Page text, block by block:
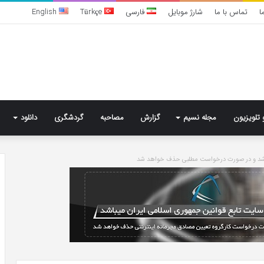
تماس با ما شارژ موبایل فارسی Türkçe
English
تلویزیون مجله نسیم گزارش مصاحبه گردشگری دانلود
و در صورت درخواست مطلبی حذف خواهد شد
سندرم
پرادر-
ویلی
چگونه
انجام
6 روز پیش